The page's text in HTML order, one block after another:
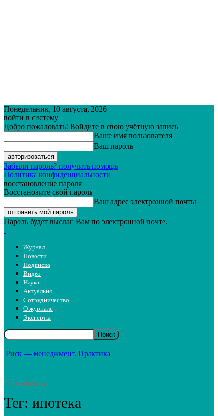
Понедельник, 10 августа, 2026
войти в систему
Добро пожаловать! Войдите в свою учётную запись
Ваше имя пользователя
Ваш пароль
Забыли пароль? получить помощь
Политика конфиденциальности
восстановление пароля
Восстановите свой пароль
Ваш адрес электронной почты
Пароль будет выслан Вам по электронной почте.
Журнал
Новости
Подписка
Видео
Наука
Актуально
Сотрудничество
О журнале
Эксперты
Риск — менеджмент. Практика
Теги ипотека
Тег: ипотека